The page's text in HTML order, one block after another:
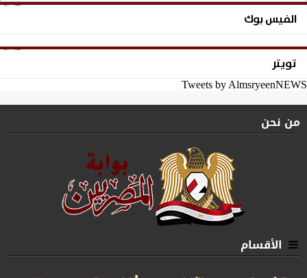
الفيس بوك
تويتر
Tweets by AlmsryeenNEWS
من نحن
الأقسام